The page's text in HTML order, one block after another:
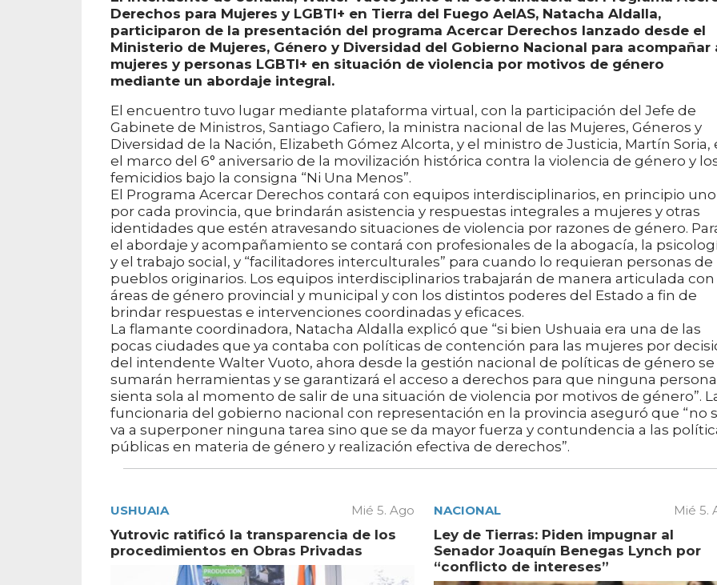
Derechos para Mujeres y LGBTI+ en Tierra del Fuego AeIAS, Natacha Aldalla,
participaron de la presentación del programa Acercar Derechos lanzado desde el
Ministerio de Mujeres, Género y Diversidad del Gobierno Nacional para acompañar
mujeres y personas LGBTI+ en situación de violencia por motivos de género
mediante un abordaje integral.
El encuentro tuvo lugar mediante plataforma virtual, con la participación del Jefe de
Gabinete de Ministros, Santiago Cafiero, la ministra nacional de las Mujeres, Géneros y
Diversidad de la Nación, Elizabeth Gómez Alcorta, y el ministro de Justicia, Martín Soria,
el marco del 6° aniversario de la movilización histórica contra la violencia de género y
femicidios bajo la consigna “Ni Una Menos”.
El Programa Acercar Derechos contará con equipos interdisciplinarios, en principio uno
por cada provincia, que brindarán asistencia y respuestas integrales a mujeres y otras
identidades que estén atravesando situaciones de violencia por razones de género.
el abordaje y acompañamiento se contará con profesionales de la abogacía, la
y el trabajo social, y “facilitadores interculturales” para cuando lo requieran personas de
pueblos originarios. Los equipos interdisciplinarios trabajarán de manera articulada con
áreas de género provincial y municipal y con los distintos poderes del Estado a fin de
brindar respuestas e intervenciones coordinadas y eficaces.
La flamante coordinadora, Natacha Aldalla explicó que “si bien Ushuaia era una de las
pocas ciudades que ya contaba con políticas de contención para las mujeres por
del intendente Walter Vuoto, ahora desde la gestión nacional de políticas de género se
sumarán herramientas y se garantizará el acceso a derechos para que ninguna
sienta sola al momento de salir de una situación de violencia por motivos de género”.
funcionaria del gobierno nacional con representación en la provincia aseguró que “no
va a superponer ninguna tarea sino que se da mayor fuerza y contundencia a las
públicas en materia de género y realización efectiva de derechos”.
USHUAIA Mié 5. Ago
Yutrovic ratificó la transparencia de los
procedimientos en Obras Privadas
NACIONAL Mié 5.
Ley de Tierras: Piden impugnar al
Senador Joaquín Benegas Lynch por
“conflicto de intereses”